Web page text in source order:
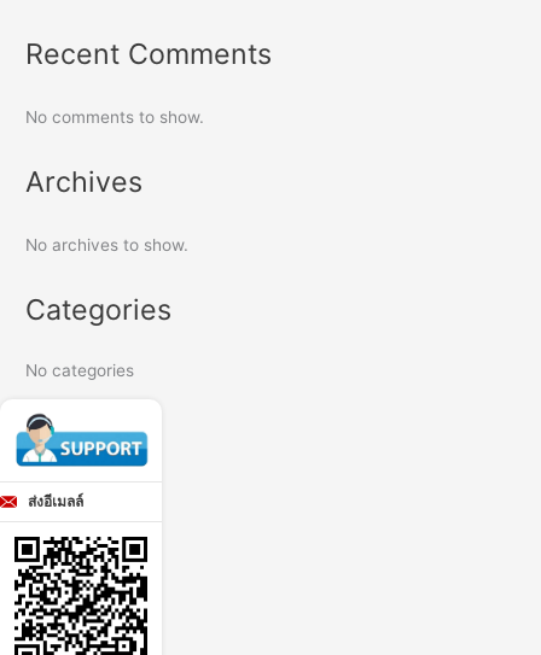
Recent Comments
No comments to show.
Archives
No archives to show.
Categories
No categories
ส่งอีเมลล์